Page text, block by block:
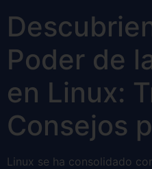
Poder de
en Linux:
Consejos
Linux se ha consolidado